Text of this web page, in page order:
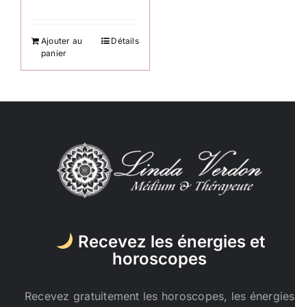
Ajouter au
panier
Détails
Recevez les énergies et
horoscopes
Recevez gratuitement les horoscopes, les énergies